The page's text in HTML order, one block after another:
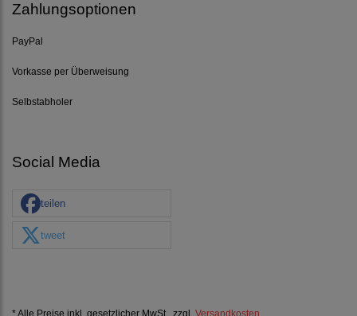
Zahlungsoptionen
PayPal
Vorkasse per Überweisung
Selbstabholer
Social Media
teilen
tweet
* Alle Preise inkl. gesetzlicher MwSt., zzgl. Versandkosten